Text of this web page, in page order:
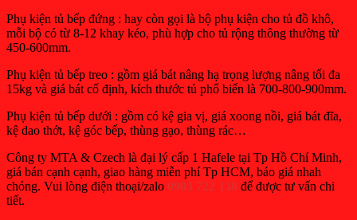
Phụ kiện tủ bếp đứng : hay còn gọi là bộ phụ kiện cho tủ đồ khô,
mỗi bộ có từ 8-12 khay kéo, phù hợp cho tủ rộng thông thường từ
450-600mm.
Phụ kiện tủ bếp treo : gồm giá bát nâng hạ trọng lượng nâng tối đa
15kg và giá bát cố định, kích thước tủ phổ biến là 700-800-900mm.
Phụ kiện tủ bếp dưới : gồm có kệ gia vị, giá xoong nồi, giá bát đĩa,
kệ dao thớt, kệ góc bếp, thùng gạo, thùng rác…
Công ty MTA & Czech là đại lý cấp 1 Hafele tại Tp Hồ Chí Minh,
giá bán cạnh cạnh, giao hàng miễn phí Tp HCM, báo giá nhah
chóng. Vui lòng điện thoại/zalo 0903 722 138 để được tư vấn chi
tiết.